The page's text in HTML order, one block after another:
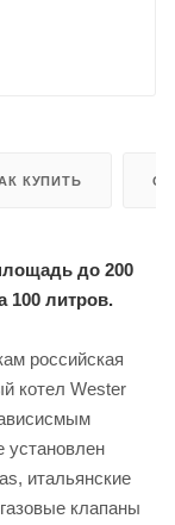
КУПИТЬ
до 200
100 литров.
российская
котел Wester
установлен
итальянские
клапаны